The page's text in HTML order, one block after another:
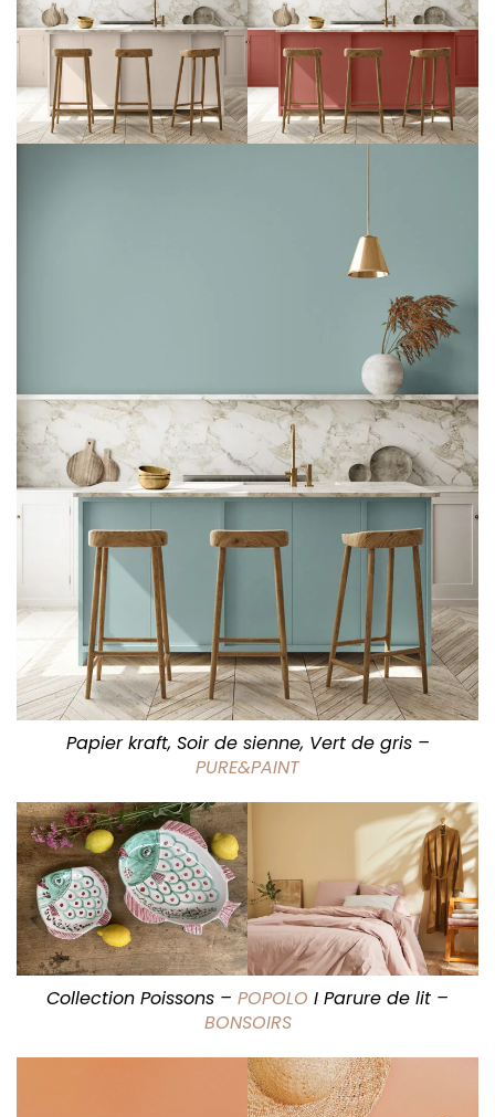
Papier kraft, Soir de sienne, Vert de gris –
PURE&PAINT
Collection Poissons – POPOLO I Parure de lit –
BONSOIRS